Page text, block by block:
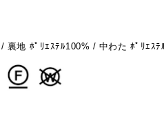
裏地 ﾎﾟﾘｴｽﾃﾙ100% / 中わた ﾎﾟﾘｴｽﾃ